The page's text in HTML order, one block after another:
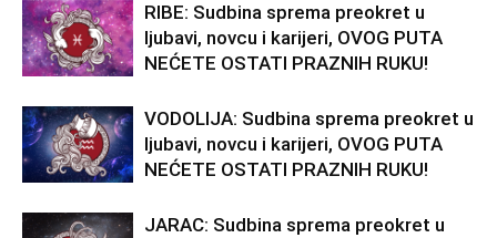
RIBE: Sudbina sprema preokret u
ljubavi, novcu i karijeri, OVOG PUTA
NEĆETE OSTATI PRAZNIH RUKU!
VODOLIJA: Sudbina sprema preokret u
ljubavi, novcu i karijeri, OVOG PUTA
NEĆETE OSTATI PRAZNIH RUKU!
JARAC: Sudbina sprema preokret u